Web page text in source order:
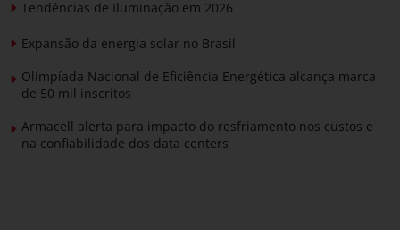
Tendências de Iluminação em 2026
Expansão da energia solar no Brasil
Olimpíada Nacional de Eficiência Energética alcança marca
de 50 mil inscritos
Armacell alerta para impacto do resfriamento nos custos e
na confiabilidade dos data centers